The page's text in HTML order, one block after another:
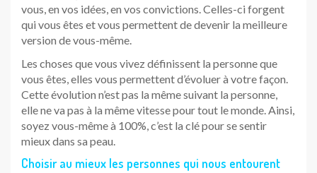
vous, en vos idées, en vos convictions. Celles-ci forgent
qui vous êtes et vous permettent de devenir la meilleure
version de vous-même.
Les choses que vous vivez définissent la personne que
vous êtes, elles vous permettent d’évoluer à votre façon.
Cette évolution n’est pas la même suivant la personne,
elle ne va pas à la même vitesse pour tout le monde. Ainsi,
soyez vous-même à 100%, c’est la clé pour se sentir
mieux dans sa peau.
Choisir au mieux les personnes qui nous entourent